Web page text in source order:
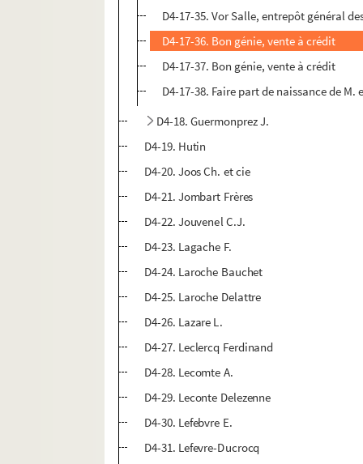
D4-17-35. Vor Salle, entrepôt général
D4-17-36. Bon génie, vente à crédit
D4-17-37. Bon génie, vente à crédit
D4-17-38. Faire part de naissance de
D4-18. Guermonprez J.
D4-19. Hutin
D4-20. Joos Ch. et cie
D4-21. Jombart Frères
D4-22. Jouvenel C.J.
D4-23. Lagache F.
D4-24. Laroche Bauchet
D4-25. Laroche Delattre
D4-26. Lazare L.
D4-27. Leclercq Ferdinand
D4-28. Lecomte A.
D4-29. Leconte Delezenne
D4-30. Lefebvre E.
D4-31. Lefevre-Ducrocq